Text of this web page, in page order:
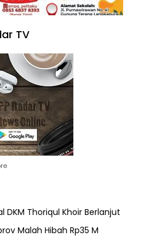
TV
DKM Thoriqul Khoir Berlanjut
Malah Hibah Rp35 M